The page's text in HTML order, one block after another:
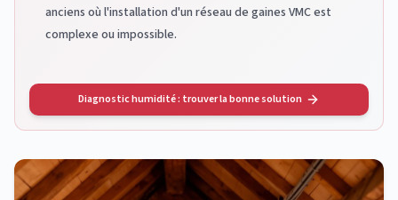
anciens où l'installation d'un réseau de gaines VMC est
complexe ou impossible.
Diagnostic humidité : trouver la bonne solution